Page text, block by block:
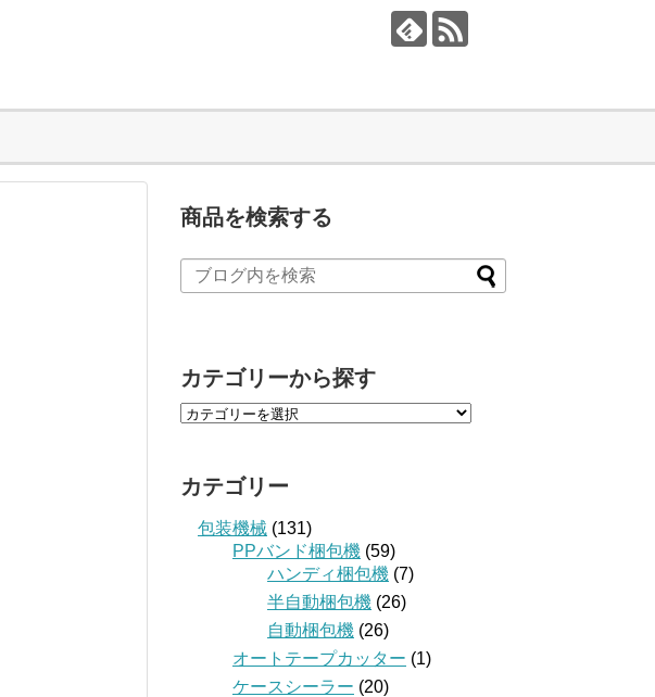
商品を検索する
カテゴリーから探す
カテゴリー
包装機械 (131)
PPバンド梱包機 (59)
ハンディ梱包機 (7)
半自動梱包機 (26)
自動梱包機 (26)
オートテープカッター (1)
ケースシーラー (20)